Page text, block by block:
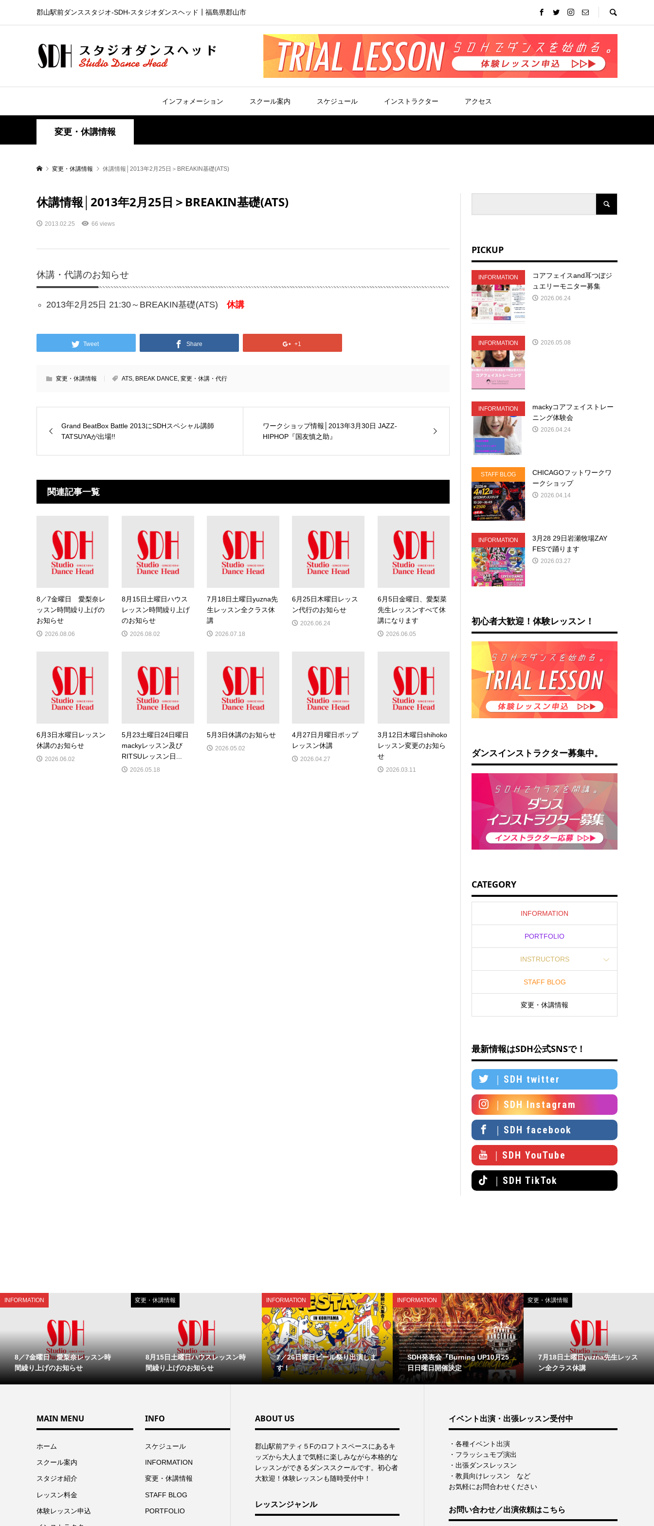
郡山駅前ダンススタジオ-SDH‐スタジオダンスヘッド┃福島県郡山市
インフォメーション スクール案内 スケジュール インストラクター アクセス
変更・休講情報
変更・休講情報 休講情報│2013年2月25日＞BREAKIN基礎(ATS)
休講情報│2013年2月25日＞BREAKIN基礎(ATS)
2013.02.25 66 views
休講・代講のお知らせ
2013年2月25日 21:30～BREAKIN基礎(ATS)休講
Tweet Share +1
変更・休講情報 ATS, BREAK DANCE, 変更・休講・代行
Grand BeatBox Battle 2013にSDHスペシャル講師
TATSUYAが出場!!
ワークショップ情報│2013年3月30日 JAZZ-
HIPHOP『国友慎之助』
関連記事一覧
8／7金曜日 愛梨奈レ
ッスン時間繰り上げの
お知らせ
2026.08.06
8月15日土曜日ハウス
レッスン時間繰り上げ
のお知らせ
2026.08.02
7月18日土曜日yuzna先
生レッスン全クラス休
講
2026.07.18
6月25日木曜日レッス
ン代行のお知らせ
2026.06.24
6月5日金曜日、愛梨菜
先生レッスンすべて休
講になります
2026.06.05
6月3日水曜日レッスン
休講のお知らせ
2026.06.02
5月23土曜日24日曜日
mackyレッスン及び
RITSUレッスン日...
2026.05.18
5月3日休講のお知らせ
2026.05.02
4月27日月曜日ポップ
レッスン休講
2026.04.27
3月12日木曜日shihoko
レッスン変更のお知ら
せ
2026.03.11
PICKUP
INFORMATION
コアフェイスand耳つぼジ
ュエリーモニター募集
2026.06.24
INFORMATION 2026.05.08
INFORMATION
mackyコアフェイストレー
ニング体験会
2026.04.24
STAFF BLOG
CHICAGOフットワークワ
ークショップ
2026.04.14
INFORMATION
3月28 29日岩瀬牧場ZAY
FESで踊ります
2026.03.27
初心者大歓迎！体験レッスン！
ダンスインストラクター募集中。
CATEGORY
INFORMATION
PORTFOLIO
INSTRUCTORS
STAFF BLOG
変更・休講情報
最新情報はSDH公式SNSで！
｜SDH twitter
｜SDH Instagram
｜SDH facebook
｜SDH YouTube
｜SDH TikTok
INFORMATION
8／7金曜日 愛梨奈レッスン時
間繰り上げのお知らせ
変更・休講情報
8月15日土曜日ハウスレッスン時
間繰り上げのお知らせ
INFORMATION
7／26日曜日ビール祭り出演しま
す！
INFORMATION
SDH発表会『Burning UP10月25
日日曜日開催決定
変更・休講情報
7月18日土曜日yuzna先生レッス
ン全クラス休講
MAIN MENU
ホーム
スクール案内
スタジオ紹介
レッスン料金
体験レッスン申込
INFO
スケジュール
INFORMATION
変更・休講情報
STAFF BLOG
PORTFOLIO
ABOUT US
郡⼭駅前アティ５Fのロフトスペースにあるキ
ッズから⼤⼈まで気軽に楽しみながら本格的な
レッスンができるダンススクールです。初心者
大歓迎！体験レッスンも随時受付中！
レッスンジャンル
イベント出演・出張レッスン受付中
・各種イベント出演
・フラッシュモブ演出
・出張ダンスレッスン
・教員向けレッスン など
お気軽にお問合わせください
お問い合わせ／出演依頼はこちら